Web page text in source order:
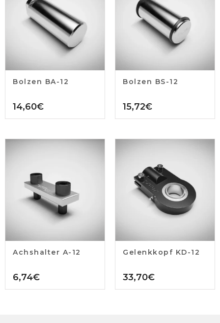
Bolzen BA-12
14,60€
Bolzen BS-12
15,72€
Achshalter A-12
6,74€
Gelenkkopf KD-12
33,70€